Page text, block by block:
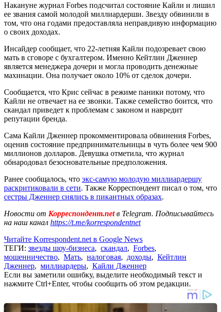
Накануне журнал Forbes подсчитал состояние Кайли и лишил
ее звания самой молодой миллиардерши. Звезду обвинили в
том, что она годами предоставляла неправдивую информацию
о своих доходах.
Инсайдер сообщает, что 22-летняя Кайли подозревает свою
мать в сговоре с бухгалтером. Именно Кейтлин Дженнер
является менеджера дочери и могла проводить денежные
махинации. Она получает около 10% от сделок дочери.
Сообщается, что Крис сейчас в режиме паники потому, что
Кайли не отвечает на ее звонки. Также семейство боится, что
скандал приведет к проблемам с законом и навредит
репутации бренда.
Сама Кайли Дженнер прокомментировала обвинения Forbes,
оценив состояние предпринимательницы в чуть более чем 900
миллионов долларов. Девушка отметила, что журнал
обнародовал безосновательные предположения.
Ранее сообщалось, что экс-самую молодую миллиардершу
раскритиковали в сети. Также Корреспондент писал о том, что
сестры Дженнер снялись в пикантных образах.
Новости от Корреспондент.netв Telegram. Подписывайтесь
на наш канал https://t.me/korrespondentnet
Читайте Korrespondent.net в Google News
ТЕГИ: звезды шоу-бизнеса, скандал, Forbes,
мошенничество, Мать, налоговая, доходы, Кейтлин
Дженнер, миллиардеры, Кайли Дженнер
Если вы заметили ошибку, выделите необходимый текст и
нажмите Ctrl+Enter, чтобы сообщить об этом редакции.